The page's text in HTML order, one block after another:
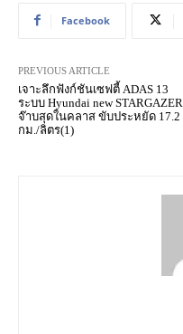
Facebook
PREVIOUS ARTICLE
เจาะลึกฟังก์ชันเซฟตี้ ADAS 13
ระบบ Hyundai new STARGAZER
จ๊าบสุดในคลาส ขับประหยัด 17.2
กม./ลิตร(1)